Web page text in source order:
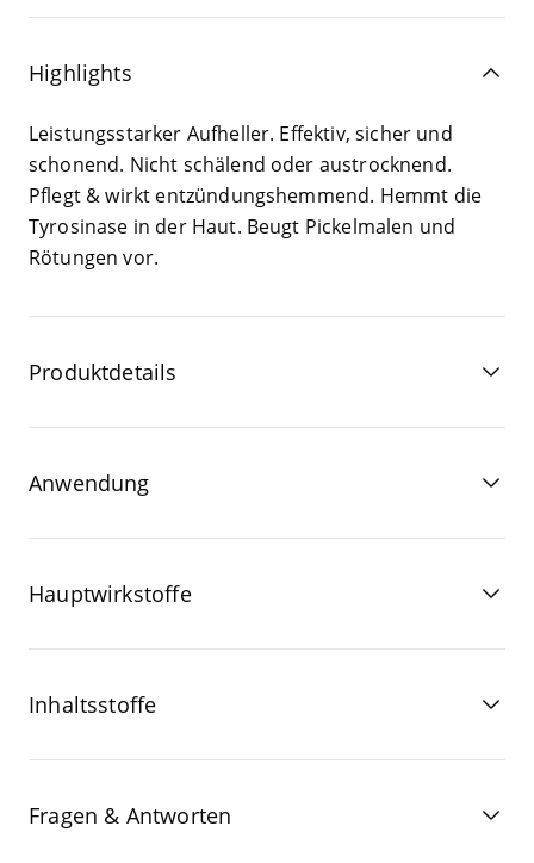
Highlights
Leis­tungs­star­ker Auf­hel­ler. Effek­tiv, sicher und
scho­nend. Nicht schä­lend oder aus­trock­nend.
Pflegt &wirkt ent­zün­dungs­hem­mend. Hemmt die
Tyro­si­na­se in der Haut. Beugt Pickel­ma­len und
Rötun­gen vor.
Produktdetails
Anwendung
Hauptwirkstoffe
Inhaltsstoffe
Fragen & Antworten